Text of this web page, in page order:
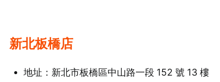
新北板橋店
地址：新北市板橋區中山路一段 152 號 13 樓